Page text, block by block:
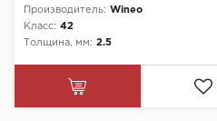
Производитель: Wineo
Класс: 42
Толщина, мм: 2.5